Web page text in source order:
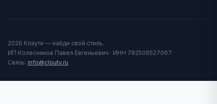
2026 Клаути — найди свой стиль.
ИП Колесников Павел Евгеньевич · ИНН 782506527067
Связь: info@clouty.ru